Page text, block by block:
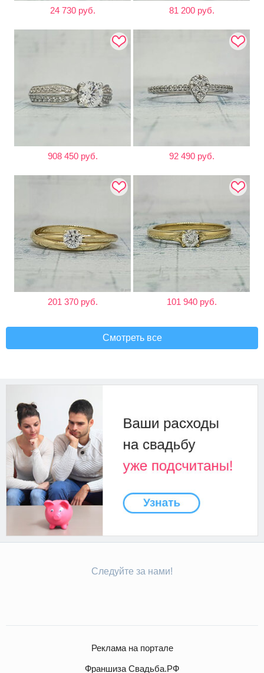
24 730 руб. 81 200 руб.
908 450 руб. 92 490 руб.
201 370 руб. 101 940 руб.
Смотреть все
Следуйте за нами!
Реклама на портале
Франшиза Свадьба.РФ